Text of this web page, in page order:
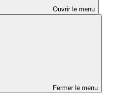
Ouvrir le menu
Fermer le menu